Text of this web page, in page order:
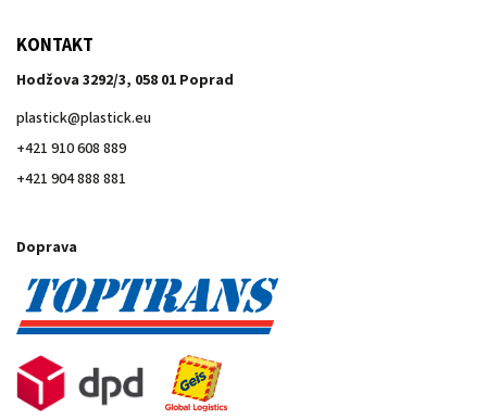
KONTAKT
Hodžova 3292/3, 058 01 Poprad
plastick@plastick.eu
+421 910 608 889
+421 904 888 881
Doprava